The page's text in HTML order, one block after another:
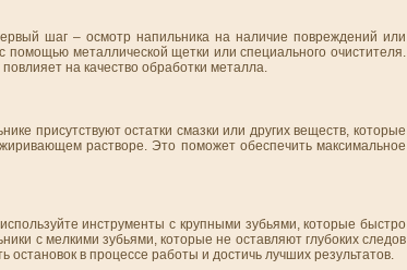
шаг – осмотр напильника на наличие повреждений или
помощью металлической щетки или специального очистителя.
на качество обработки металла.
присутствуют остатки смазки или других веществ, которые
растворе. Это поможет обеспечить максимальное
инструменты с крупными зубьями, которые быстро
с мелкими зубьями, которые не оставляют глубоких следов
в процессе работы и достичь лучших результатов.